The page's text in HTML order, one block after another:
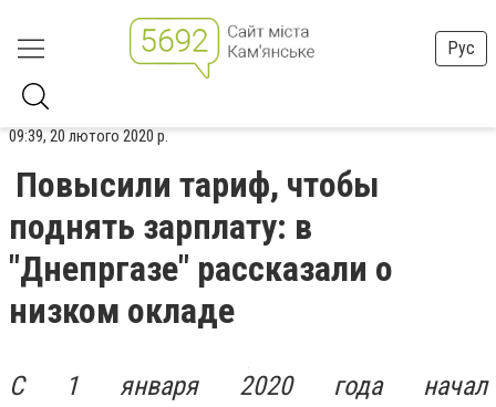
Рус
09:39, 20 лютого 2020 р.
Повысили тариф, чтобы
поднять зарплату: в
"Днепргазе" рассказали о
низком окладе
С 1 января 2020 года начал